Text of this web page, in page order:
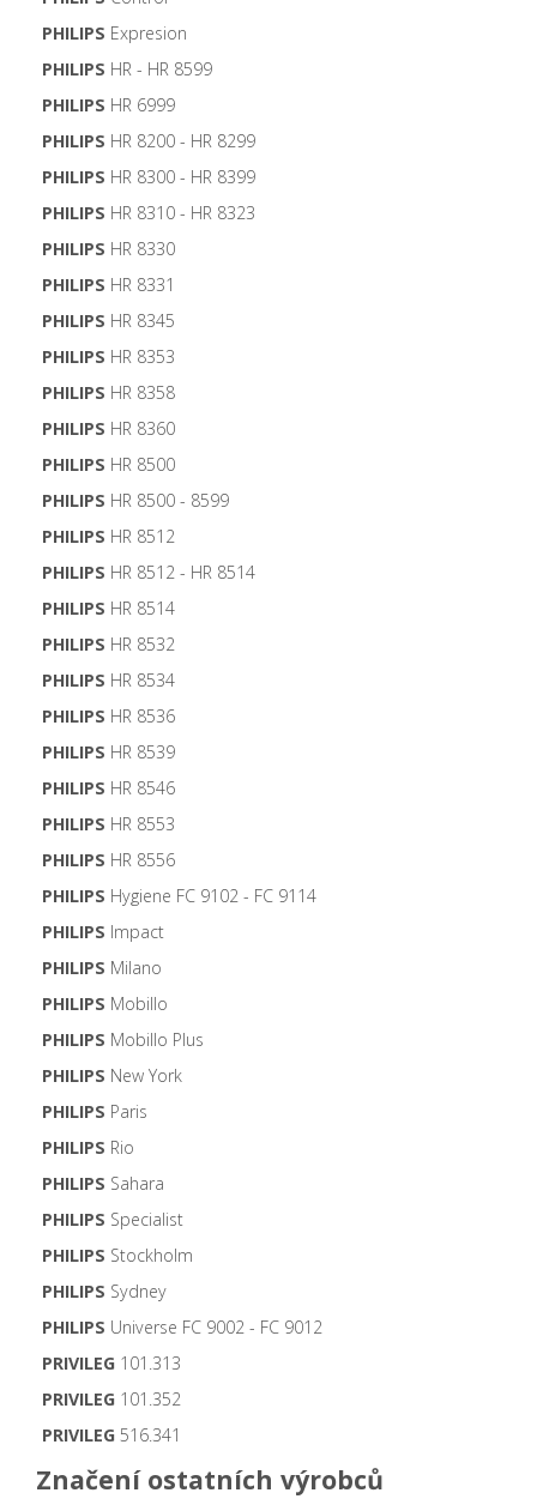
PHILIPS Expresion
PHILIPS HR - HR 8599
PHILIPS HR 6999
PHILIPS HR 8200 - HR 8299
PHILIPS HR 8300 - HR 8399
PHILIPS HR 8310 - HR 8323
PHILIPS HR 8330
PHILIPS HR 8331
PHILIPS HR 8345
PHILIPS HR 8353
PHILIPS HR 8358
PHILIPS HR 8360
PHILIPS HR 8500
PHILIPS HR 8500 - 8599
PHILIPS HR 8512
PHILIPS HR 8512 - HR 8514
PHILIPS HR 8514
PHILIPS HR 8532
PHILIPS HR 8534
PHILIPS HR 8536
PHILIPS HR 8539
PHILIPS HR 8546
PHILIPS HR 8553
PHILIPS HR 8556
PHILIPS Hygiene FC 9102 - FC 9114
PHILIPS Impact
PHILIPS Milano
PHILIPS Mobillo
PHILIPS Mobillo Plus
PHILIPS New York
PHILIPS Paris
PHILIPS Rio
PHILIPS Sahara
PHILIPS Specialist
PHILIPS Stockholm
PHILIPS Sydney
PHILIPS Universe FC 9002 - FC 9012
PRIVILEG 101.313
PRIVILEG 101.352
PRIVILEG 516.341
Značení ostatních výrobců